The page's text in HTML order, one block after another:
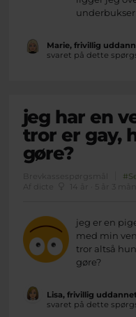
Marie, frivillig
svaret på dette
jeg har en
tror er gay,
gøre?
Brevkassespørgsmål
Af dicte
14 år · 5 år 3
jeg er en
med min
tror altså
gøre?
Lisa, frivillig
svaret på dette